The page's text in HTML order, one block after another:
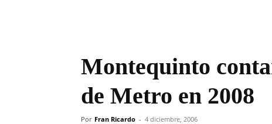
Montequinto
de Metro en 2008
Por Fran Ricardo - 4 diciembre, 2006